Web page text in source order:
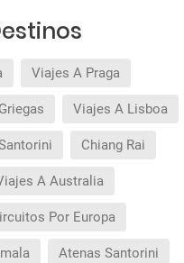
Viajes A Praga
Viajes A Lisboa
Chiang Rai
A Australia
Por Europa
Atenas Santorini